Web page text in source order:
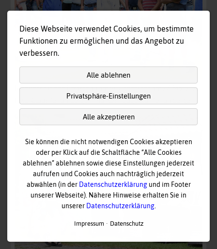
Richtfest für den Ersatzbau am St. Georgshof am 27. Mai 2026.
Foto: Claus Tenambergen, Marketingagentur Tenambergen
Diese Webseite verwendet Cookies, um bestimmte
Funktionen zu ermöglichen und das Angebot zu
verbessern.
Alle ablehnen
Privatsphäre-Einstellungen
Alle akzeptieren
Sie können die nicht notwendigen Cookies akzeptieren
oder per Klick auf die Schaltfläche “Alle Cookies
ablehnen” ablehnen sowie diese Einstellungen jederzeit
aufrufen und Cookies auch nachträglich jederzeit
abwählen (in der Datenschutzerklärungund im Footer
unserer Webseite). Nähere Hinweise erhalten Sie in
unserer Datenschutzerklärung.
Impressum Datenschutz